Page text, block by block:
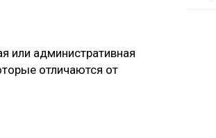
или административная
отличаются от